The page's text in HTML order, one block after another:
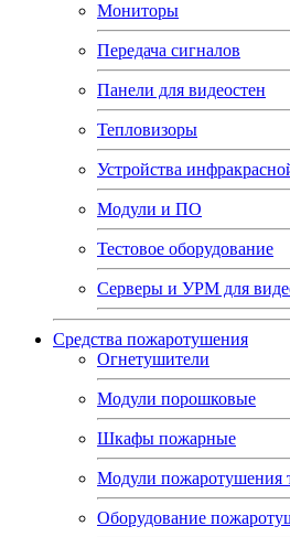
Мониторы
Передача сигналов
Панели для видеостен
Тепловизоры
Устройства
Модули и ПО
Тестовое оборудование
Серверы и УРМ для
Средства пожаротушения
Огнетушители
Модули порошковые
Шкафы пожарные
Модули пожаротушения
Оборудование